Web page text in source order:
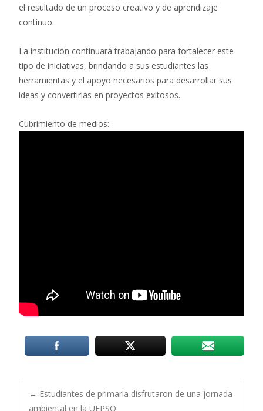
el resultado de un proceso creativo y de aprendizaje
continuo.
La institución continuará trabajando para fortalecer este
tipo de iniciativas, brindando a sus estudiantes las
herramientas y el apoyo necesarios para desarrollar sus
ideas y convertirlas en proyectos exitosos.
Cubrimiento de medios:
Post
← Estudiantes de primaria disfrutaron de una jornada
ambiental en la UFPSO